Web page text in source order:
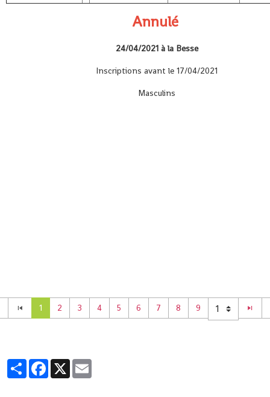
Annulé
24/04/2021 à la Besse
Inscriptions avant le 17/04/2021
Masculins
1 2 3 4 5 6 7 8 9
PartagerFacebook
X